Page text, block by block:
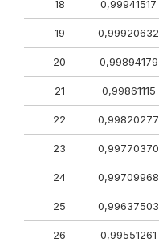
18 0,99941517
19 0,99920632
20 0,99894179
21 0,99861115
22 0,99820277
23 0,99770370
24 0,99709968
25 0,99637503
26 0,99551261